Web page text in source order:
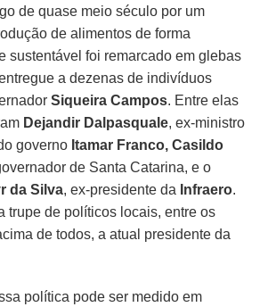
de quase meio século por um
de alimentos de forma
sustentável foi remarcado em glebas
a dezenas de indivíduos
Siqueira Campos. Entre elas
Dejandir Dalpasquale, ex-ministro
governo Itamar Franco, Casildo
de Santa Catarina, e o
da Silva, ex-presidente da Infraero.
trupe de políticos locais, entre os
de todos, a atual presidente da
política pode ser medido em